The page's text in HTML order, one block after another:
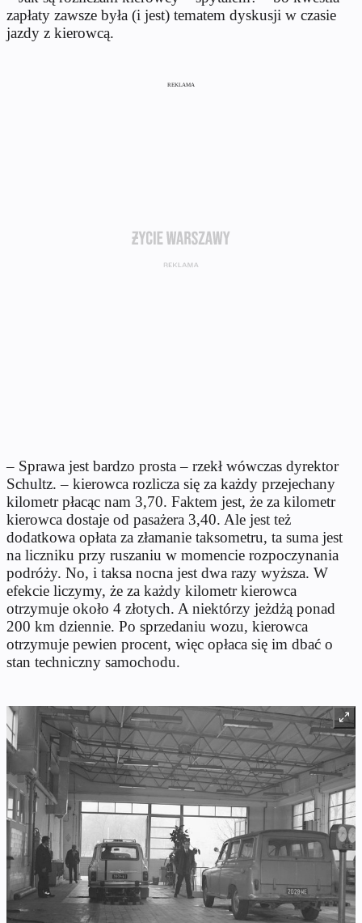
zapłaty zawsze była (i jest) tematem dyskusji w czasie
jazdy z kierowcą.
REKLAMA
– Sprawa jest bardzo prosta – rzekł wówczas dyrektor
Schultz. – kierowca rozlicza się za każdy przejechany
kilometr płacąc nam 3,70. Faktem jest, że za kilometr
kierowca dostaje od pasażera 3,40. Ale jest też
dodatkowa opłata za złamanie taksometru, ta suma jest
na liczniku przy ruszaniu w momencie rozpoczynania
podróży. No, i taksa nocna jest dwa razy wyższa. W
efekcie liczymy, że za każdy kilometr kierowca
otrzymuje około 4 złotych. A niektórzy jeżdżą ponad
200 km dziennie. Po sprzedaniu wozu, kierowca
otrzymuje pewien procent, więc opłaca się im dbać o
stan techniczny samochodu.